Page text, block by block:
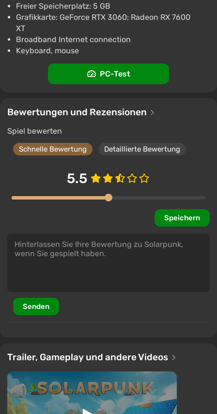
ggsel 4.2457 Bewertungen
Unterstützung bei VGTimes
Freier Speicherplatz: 5 GB
Grafikkarte: GeForce RTX 3060; Radeon RX 7600
XT
Broadband Internet connection
Keyboard, mouse
PC-Test
Bewertungen und Rezensionen
Spiel bewerten
Schnelle Bewertung Detaillierte Bewertung
5.5
Speichern
Senden
Trailer, Gameplay und andere Videos